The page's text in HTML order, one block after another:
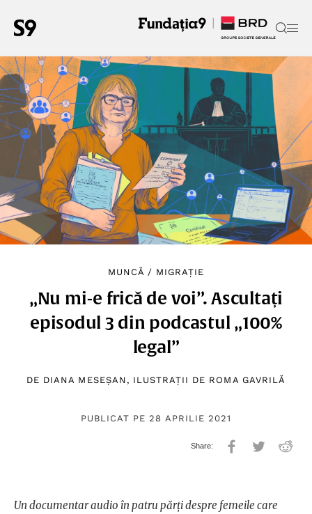
MUNCĂ / MIGRAȚIE
„Nu mi-e frică de voi”. Ascultați
episodul 3 din podcastul „100%
legal”
DE DIANA MESEȘAN , ILUSTRAȚII DE ROMA GAVRILĂ
PUBLICAT PE 28 APRILIE 2021
Un documentar audio în patru părți despre femeile care